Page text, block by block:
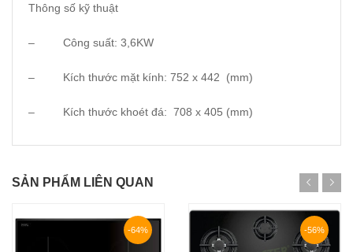
Thông số kỹ thuật
– Công suất: 3,6KW
– Kích thước mặt kính: 752 x 442 (mm)
– Kích thước khoét đá: 708 x 405 (mm)
SẢN PHẨM LIÊN QUAN
-64% -56%